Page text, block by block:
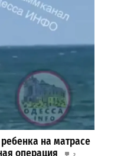
на матрасе
операция